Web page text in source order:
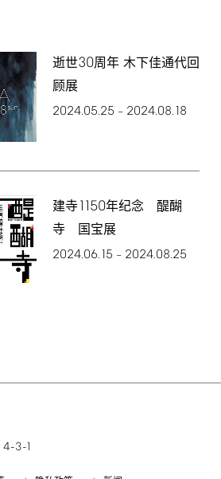
逝世30周年 木下佳通代回
顾展
2024.05.25 – 2024.08.18
建寺1150年纪念 醍醐
寺 国宝展
2024.06.15 – 2024.08.25
4-3-1